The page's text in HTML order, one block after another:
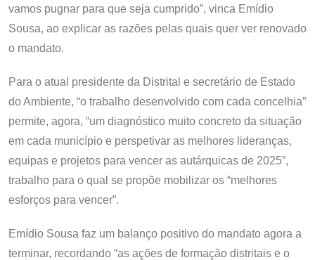
vamos pugnar para que seja cumprido”, vinca Emídio
Sousa, ao explicar as razões pelas quais quer ver renovado
o mandato.
Para o atual presidente da Distrital e secretário de Estado
do Ambiente, “o trabalho desenvolvido com cada concelhia”
permite, agora, “um diagnóstico muito concreto da situação
em cada município e perspetivar as melhores lideranças,
equipas e projetos para vencer as autárquicas de 2025”,
trabalho para o qual se propõe mobilizar os “melhores
esforços para vencer”.
Emídio Sousa faz um balanço positivo do mandato agora a
terminar, recordando “as ações de formação distritais e o